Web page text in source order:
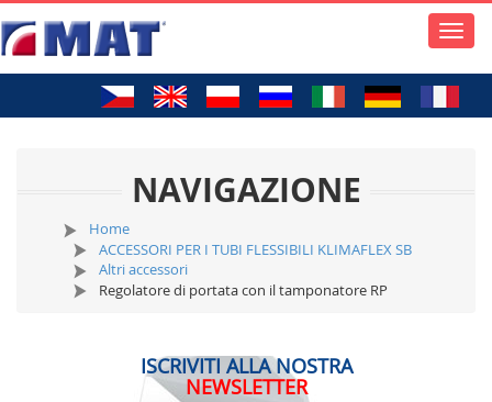
Toggle
NAVIGAZIONE
Home
ACCESSORI PER I TUBI FLESSIBILI KLIMAFLEX SB
Altri accessori
Regolatore di portata con il tamponatore RP
ISCRIVITI ALLA NOSTRA
NEWSLETTER